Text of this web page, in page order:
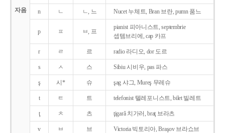
자음 n ㄴ ㄴ, 느 Nucet 누체트, Bran 브란, pumn 품느
p ㅍ ㅂ, 프
pianist 피아니스트, septembrie
셉템브리에, cap 카프
r ㄹ 르 radio 라디오, dor 도르
s ㅅ 스 Sibiu 시비우, pas 파스
ş 시* 슈 şag 샤그, Mureş 무레슈
t ㅌ 트 telefonist 텔레포니스트, bilet 빌레트
ţ ㅊ 츠 ţigarǎ 치가러, braţ 브라츠
v ㅂ 브 Victoria 빅토리아, Braşov 브라쇼브